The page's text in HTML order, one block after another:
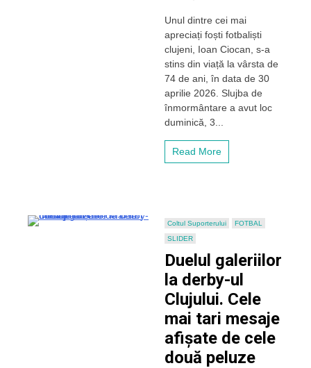
mare
glorie
a
fotbalului
Ioan
Ciocan,
condus
al
Lăzăreanu
Unul dintre cei mai
apreciați foști fotbaliști
clujeni, Ioan Ciocan, s-a
stins din viață la vârsta de
74 de ani, în data de 30
aprilie 2026. Slujba de
înmormântare a avut loc
duminică, 3...
Read More
Coltul Suporterului
FOTBAL
SLIDER
Duelul galeriilor
la derby-ul
Clujului. Cele
mai tari mesaje
afișate de cele
două peluze